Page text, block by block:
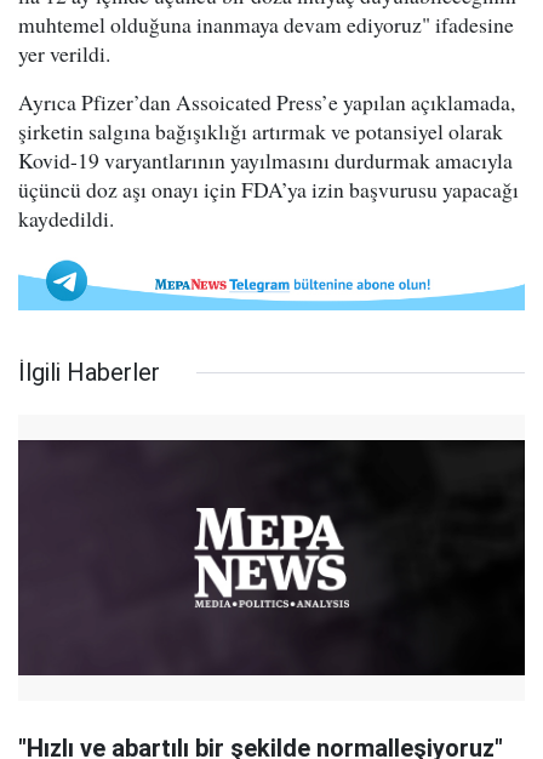
muhtemel olduğuna inanmaya devam ediyoruz" ifadesine
yer verildi.
Ayrıca Pfizer’dan Assoicated Press’e yapılan açıklamada,
şirketin salgına bağışıklığı artırmak ve potansiyel olarak
Kovid-19 varyantlarının yayılmasını durdurmak amacıyla
üçüncü doz aşı onayı için FDA’ya izin başvurusu yapacağı
kaydedildi.
İlgili Haberler
"Hızlı ve abartılı bir şekilde normalleşiyoruz"